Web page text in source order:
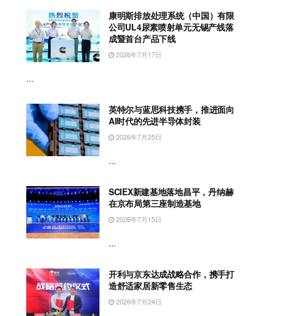
康明斯排放处理系统（中国）有限
公司UL4尿素喷射单元无锡产线落
成暨首台产品下线
2026年7月17日
...
英特尔与蓝思科技携手，推进面向
AI时代的先进半导体封装
2026年7月25日
...
SCIEX新建基地落地昌平，丹纳赫
在京布局第三座制造基地
2026年7月15日
...
开利与京东达成战略合作，携手打
造舒适家居新零售生态
2026年7月24日